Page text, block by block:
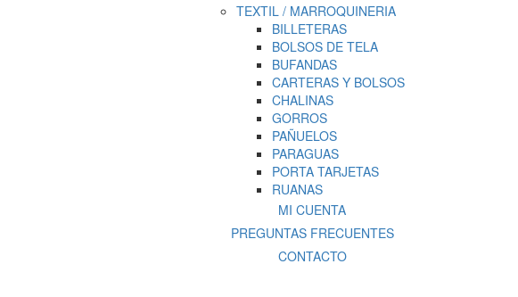
TEXTIL / MARROQUINERIA
BILLETERAS
BOLSOS DE TELA
BUFANDAS
CARTERAS Y BOLSOS
CHALINAS
GORROS
PAÑUELOS
PARAGUAS
PORTA TARJETAS
RUANAS
MI CUENTA
PREGUNTAS FRECUENTES
CONTACTO